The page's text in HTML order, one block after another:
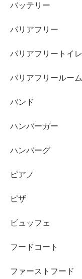
バッテリー
バリアフリー
バリアフリートイレ
バリアフリールーム
バンド
ハンバーガー
ハンバーグ
ピアノ
ピザ
ビュッフェ
フードコート
ファーストフード